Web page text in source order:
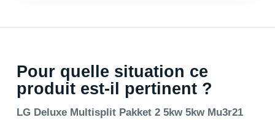
Pour quelle situation ce
produit est-il pertinent ?
LG Deluxe Multisplit Pakket 2 5kw 5kw Mu3r21